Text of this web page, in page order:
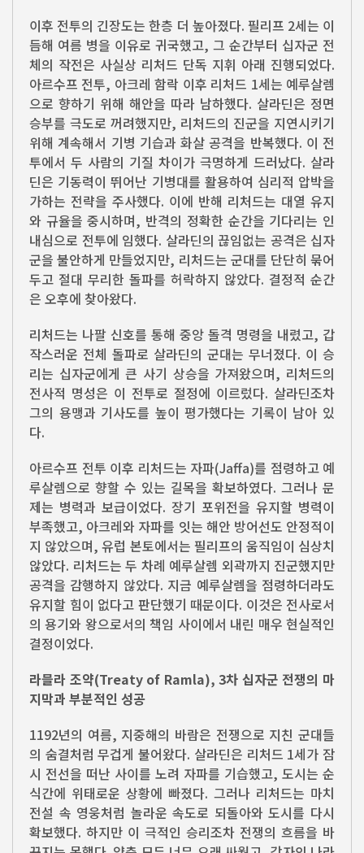
이후 전투의 긴장도는 한층 더 높아졌다. 필리프 2세는 이
듬해 여름 병을 이유로 귀국했고, 그 순간부터 십자군 전
체의 작전은 사실상 리처드 단독 지휘 아래 진행되었다.
아르수프 전투, 아크레 함락 이후 리처드 1세는 예루살렘
으로 향하기 위해 해안을 따라 남하했다. 살라딘은 정면
승부를 극도로 꺼려했지만, 리처드의 진군을 지연시키기
위해 계속해서 기병 기습과 화살 공격을 반복했다. 이 전
투에서 두 사람의 기질 차이가 극명하게 드러났다. 살라
딘은 기동력이 뛰어난 기병대를 활용하여 심리적 압박을
가하는 전략을 주사했다. 이에 반해 리처드는 대열 유지
와 규율을 중시하며, 반격의 정확한 순간을 기다리는 인
내심으로 전투에 임했다. 살라딘의 끊임없는 공격은 십자
군을 불안하게 만들었지만, 리처드는 군대를 단단히 묶어
두고 절대 무리한 돌파를 허락하지 않았다. 결정적 순간
은 오후에 찾아왔다.
리처드는 나팔 신호를 통해 중앙 돌격 명령을 내렸고, 갑
작스러운 전체 돌파로 살라딘의 군대는 무너졌다. 이 승
리는 십자군에게 큰 사기 상승을 가져왔으며, 리처드의
전사적 명성은 이 전투로 절정에 이르렀다. 살라딘조차
그의 용맹과 기사도를 높이 평가했다는 기록이 남아 있
다.
아르수프 전투 이후 리처드는 자파(Jaffa)를 점령하고 예
루살렘으로 향할 수 있는 길목을 확보하였다. 그러나 문
제는 병력과 보급이었다. 장기 포위전을 유지할 병력이
부족했고, 아크레와 자파를 잇는 해안 방어선도 안정적이
지 않았으며, 유럽 본토에서는 필리프의 움직임이 심상치
않았다. 리처드는 두 차례 예루살렘 외곽까지 진군했지만
공격을 감행하지 않았다. 지금 예루살렘을 점령하더라도
유지할 힘이 없다고 판단했기 때문이다. 이것은 전사로서
의 용기와 왕으로서의 책임 사이에서 내린 매우 현실적인
결정이었다.
라믈라 조약(Treaty of Ramla), 3차 십자군 전쟁의 마
지막과 부분적인 성공
1192년의 여름, 지중해의 바람은 전쟁으로 지친 군대들
의 숨결처럼 무겁게 불어왔다. 살라딘은 리처드 1세가 잠
시 전선을 떠난 사이를 노려 자파를 기습했고, 도시는 순
식간에 위태로운 상황에 빠졌다. 그러나 리처드는 마치
전설 속 영웅처럼 놀라운 속도로 되돌아와 도시를 다시
확보했다. 하지만 이 극적인 승리조차 전쟁의 흐름을 바